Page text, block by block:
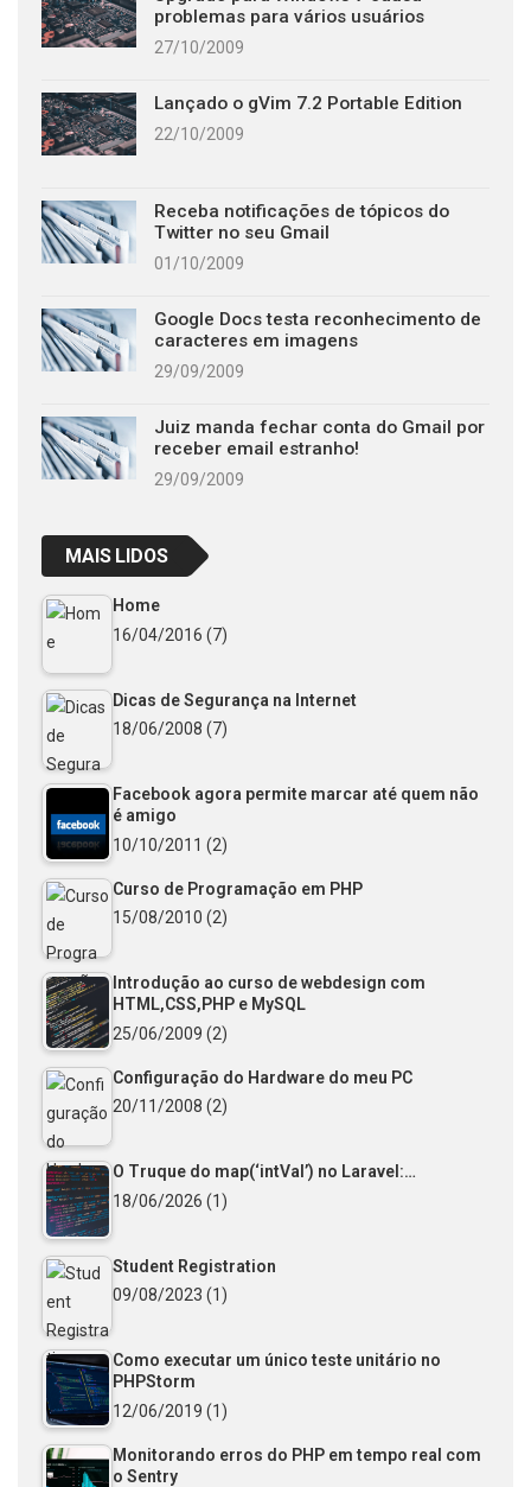
problemas para vários usuários
27/10/2009
Lançado o gVim 7.2 Portable Edition
22/10/2009
Receba notificações de tópicos do
Twitter no seu Gmail
01/10/2009
Google Docs testa reconhecimento de
caracteres em imagens
29/09/2009
Juiz manda fechar conta do Gmail por
receber email estranho!
29/09/2009
MAIS LIDOS
Home
16/04/2016 (7)
Dicas de Segurança na Internet
18/06/2008 (7)
Facebook agora permite marcar até quem não
é amigo
10/10/2011 (2)
Curso de Programação em PHP
15/08/2010 (2)
Introdução ao curso de webdesign com
HTML,CSS,PHP e MySQL
25/06/2009 (2)
Configuração do Hardware do meu PC
20/11/2008 (2)
O Truque do map(‘intVal’) no Laravel:…
18/06/2026 (1)
Student Registration
09/08/2023 (1)
Como executar um único teste unitário no
PHPStorm
12/06/2019 (1)
Monitorando erros do PHP em tempo real com
o Sentry